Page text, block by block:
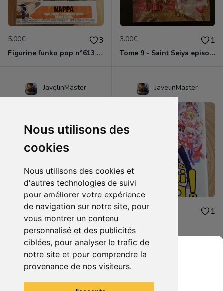
Nous utilisons des
cookies
Nous utilisons des cookies et
d'autres technologies de suivi
pour améliorer votre expérience
de navigation sur notre site, pour
vous montrer un contenu
personnalisé et des publicités
ciblées, pour analyser le trafic de
notre site et pour comprendre la
provenance de nos visiteurs.
5.00€ 3
Figurine funko pop n°613 - Dragon ball z - Nappa
3.00€ 1
Tome 9 - Saint Seiya episode G
JavelinMaster
2.00€ 1
Negi ma tome 9
JavelinMaster
2.00€ 1
Grenier du Geek